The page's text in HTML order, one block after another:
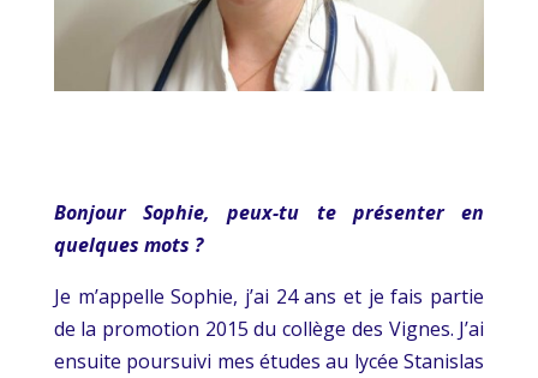
Bonjour Sophie, peux-tu te présenter en
quelques mots ?
Je m’appelle Sophie, j’ai 24 ans et je fais partie
de la promotion 2015 du collège des Vignes. J’ai
ensuite poursuivi mes études au lycée Stanislas